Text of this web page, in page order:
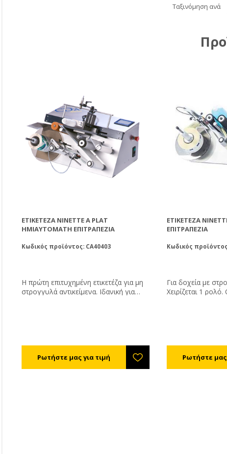
Ταξινόμηση ανά
ΕΤΙΚΕΤΈΖΑ NINETTE A PLAT
ΗΜΙΑΥΤΌΜΑΤΗ ΕΠΙΤΡΑΠΈΖΙΑ
Κωδικός προϊόντος: CA40403
Η πρώτη επιτυχημένη ετικετέζα για μη
στρογγυλά αντικείμενα. Ιδανική για
ανά ώρα. Μέγιστη διάμετρος ρολού:
260χιλ. Διάμετρος εσωτερικού
ΕΤΙΚΕΤΈΖΑ
ΕΠΙΤΡΑΠΈΖΙΑ
Κωδικός
Για δοχεία με
Χειρίζεται 1 ρολό. Ο πιο απλός τύπος
ετικετοποίησης.
19 cm.